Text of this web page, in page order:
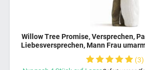
Willow Tree Promise, Versprechen,
Liebesversprechen, Mann Frau
Bewahre Das Versprechen
3